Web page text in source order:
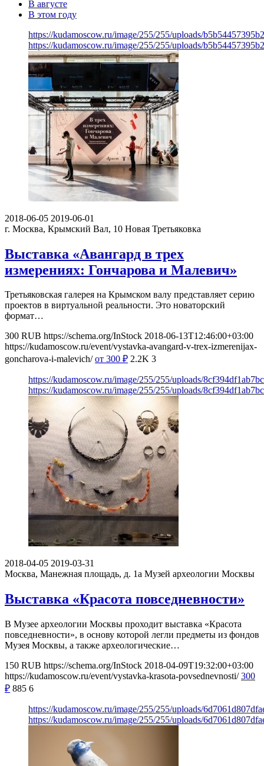
В августе
В этом году
https://kudamoscow.ru/image/255/255/uploads/
https://kudamoscow.ru/image/255/255/uploads/
2018-06-05 2019-06-01
г. Москва, Крымский Вал, 10 Новая Третьяковка
Выставка «Авангард в трех
измерениях: Гончарова и Малевич»
Третьяковская галерея на Крымском валу представляет серию
проектов в виртуальной реальности. Это новаторский
формат…
300 RUB https://schema.org/InStock 2018-06-13T12:46:00+03:00
https://kudamoscow.ru/event/vystavka-avangard-v-trex-izmerenijax-
goncharova-i-malevich/ от 300 ₽ 2.2K 3
https://kudamoscow.ru/image/255/255/uploads/
https://kudamoscow.ru/image/255/255/uploads/
2018-04-05 2019-03-31
Москва, Манежная площадь, д. 1а Музей археологии Москвы
Выставка «Красота повседневности»
В Музее археологии Москвы проходит выставка «Красота
повседневности», в основу которой легли предметы из фондов
Музея Москвы, а также археологические…
150 RUB https://schema.org/InStock 2018-04-09T19:32:00+03:00
https://kudamoscow.ru/event/vystavka-krasota-povsednevnosti/ 300
₽ 885 6
https://kudamoscow.ru/image/255/255/uploads/
https://kudamoscow.ru/image/255/255/uploads/